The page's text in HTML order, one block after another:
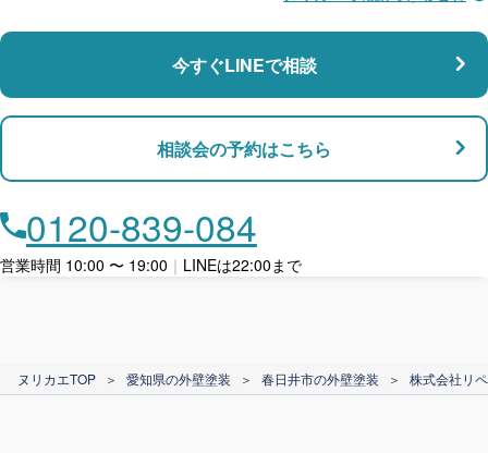
支払い対応
ローン利用
カード支払い
マンション・アパート対応
店舗・事務所対応
今すぐLINEで相談
相談会の予約はこちら
0120-839-084
営業時間 10:00 〜 19:00 ｜ LINEは22:00まで
ヌリカエTOP ＞ 愛知県の外壁塗装 ＞ 春日井市の外壁塗装 ＞ 株式会社リ